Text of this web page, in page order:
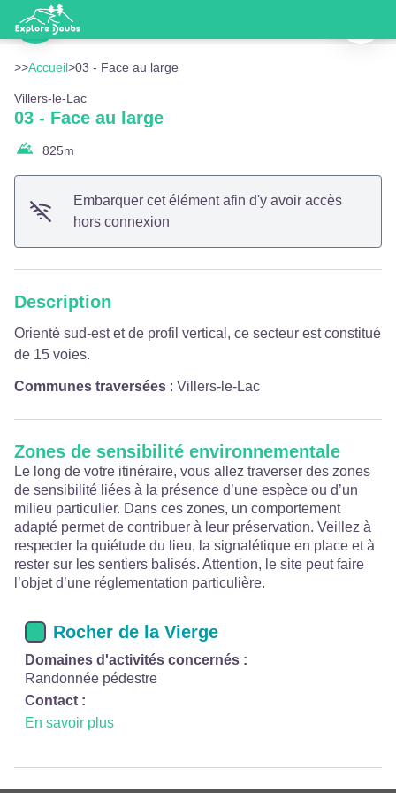
03 - Face au large
Voir l'image en plein écran
>>Accueil>03 - Face au large
Villers-le-Lac
03 - Face au large
825m
Embarquer cet élément afin d'y avoir accès
hors connexion
Description
Orienté sud-est et de profil vertical, ce secteur est constitué
de 15 voies.
Communes traversées : Villers-le-Lac
Zones de sensibilité environnementale
Le long de votre itinéraire, vous allez traverser des zones
de sensibilité liées à la présence d’une espèce ou d’un
milieu particulier. Dans ces zones, un comportement
adapté permet de contribuer à leur préservation. Veillez à
respecter la quiétude du lieu, la signalétique en place et à
rester sur les sentiers balisés. Attention, le site peut faire
l’objet d’une réglementation particulière.
Rocher de la Vierge
Domaines d'activités concernés :
Randonnée pédestre
Contact :
En savoir plus